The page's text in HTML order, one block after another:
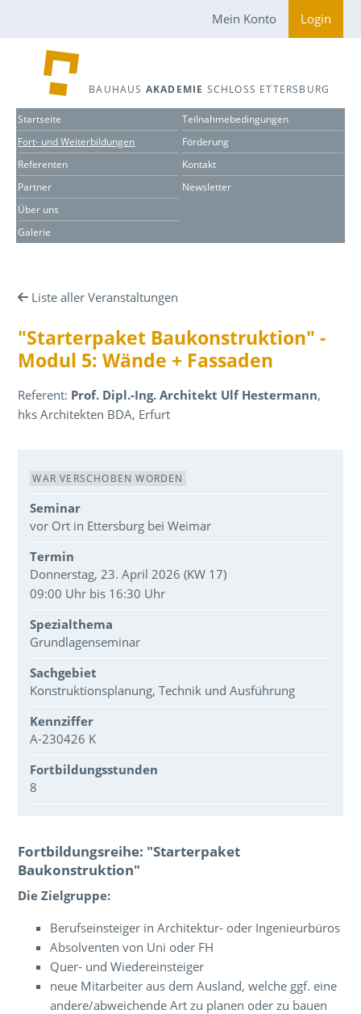
Mein Konto Login
BAUHAUS AKADEMIE SCHLOSS ETTERSBURG
Startseite
Fort- und Weiterbildungen
Referenten
Partner
Über uns
Galerie
Teilnahmebedingungen
Förderung
Kontakt
Newsletter
Liste aller Veranstaltungen
"Starterpaket Baukonstruktion" -
Modul 5: Wände + Fassaden
Referent: Prof. Dipl.-Ing. Architekt Ulf Hestermann,
hks Architekten BDA, Erfurt
Veranstaltungsdaten
WAR VERSCHOBEN WORDEN
Seminar
vor Ort in Ettersburg bei Weimar
Termin
Donnerstag, 23. April 2026 (KW 17)
09:00 Uhr bis 16:30 Uhr
Spezialthema
Grundlagenseminar
Sachgebiet
Konstruktionsplanung, Technik und Ausführung
Kennziffer
A-230426 K
Fortbildungsstunden
8
Fortbildungsreihe: "Starterpaket
Baukonstruktion"
Die Zielgruppe:
Berufseinsteiger in Architektur- oder Ingenieurbüros
Absolventen von Uni oder FH
Quer- und Wiedereinsteiger
neue Mitarbeiter aus dem Ausland, welche ggf. eine
andere/abweichende Art zu planen oder zu bauen